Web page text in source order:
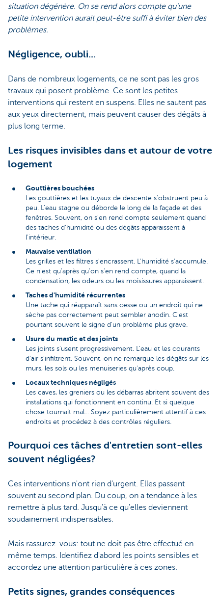
situation dégénère. On se rend alors compte qu'une
petite intervention aurait peut-être suffi à éviter bien des
problèmes.
Négligence, oubli...
Dans de nombreux logements, ce ne sont pas les gros
travaux qui posent problème. Ce sont les petites
interventions qui restent en suspens. Elles ne sautent pas
aux yeux directement, mais peuvent causer des dégâts à
plus long terme.
Les risques invisibles dans et autour de votre
logement
Gouttières bouchées
Les gouttières et les tuyaux de descente s'obstruent peu à
peu. L'eau stagne ou déborde le long de la façade et des
fenêtres. Souvent, on s'en rend compte seulement quand
des taches d'humidité ou des dégâts apparaissent à
l'intérieur.
Mauvaise ventilation
Les grilles et les filtres s'encrassent. L'humidité s'accumule.
Ce n'est qu'après qu'on s'en rend compte, quand la
condensation, les odeurs ou les moisissures apparaissent.
Taches d'humidité récurrentes
Une tache qui réapparaît sans cesse ou un endroit qui ne
sèche pas correctement peut sembler anodin. C'est
pourtant souvent le signe d'un problème plus grave.
Usure du mastic et des joints
Les joints s'usent progressivement. L'eau et les courants
d'air s'infiltrent. Souvent, on ne remarque les dégâts sur les
murs, les sols ou les menuiseries qu'après coup.
Locaux techniques négligés
Les caves, les greniers ou les débarras abritent souvent des
installations qui fonctionnent en continu. Et si quelque
chose tournait mal... Soyez particulièrement attentif à ces
endroits et procédez à des contrôles réguliers.
Pourquoi ces tâches d'entretien sont-elles
souvent négligées?
Ces interventions n'ont rien d'urgent. Elles passent
souvent au second plan. Du coup, on a tendance à les
remettre à plus tard. Jusqu'à ce qu'elles deviennent
soudainement indispensables.
Mais rassurez-vous: tout ne doit pas être effectué en
même temps. Identifiez d'abord les points sensibles et
accordez une attention particulière à ces zones.
Petits signes, grandes conséquences